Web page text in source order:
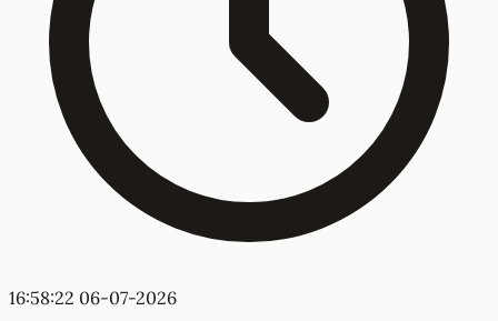
16:58:22 06-07-2026